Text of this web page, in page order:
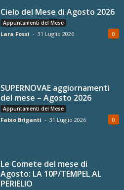
Cielo del Mese di Agosto 2026
Appuntamenti del Mese
Lara Fossi - 31 Luglio 2026 0
SUPERNOVAE aggiornamenti
del mese – Agosto 2026
Appuntamenti del Mese
Fabio Briganti - 31 Luglio 2026 0
Le Comete del mese di
Agosto: LA 10P/TEMPEL AL
PERIELIO